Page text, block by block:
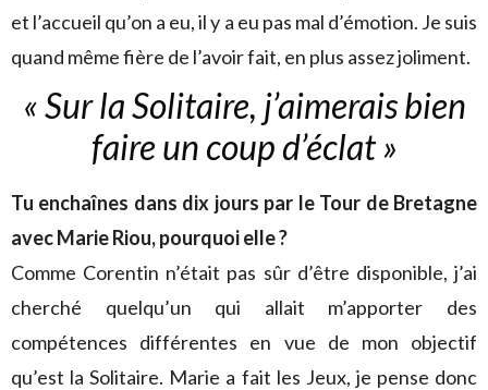
et l’accueil qu’on a eu, il y a eu pas mal d’émotion. Je suis
quand même fière de l’avoir fait, en plus assez joliment.
« Sur la Solitaire, j’aimerais bien
faire un coup d’éclat »
Tu enchaînes dans dix jours par le Tour de Bretagne
avec Marie Riou, pourquoi elle ?
Comme Corentin n’était pas sûr d’être disponible, j’ai
cherché quelqu’un qui allait m’apporter des
compétences différentes en vue de mon objectif
qu’est la Solitaire. Marie a fait les Jeux, je pense donc